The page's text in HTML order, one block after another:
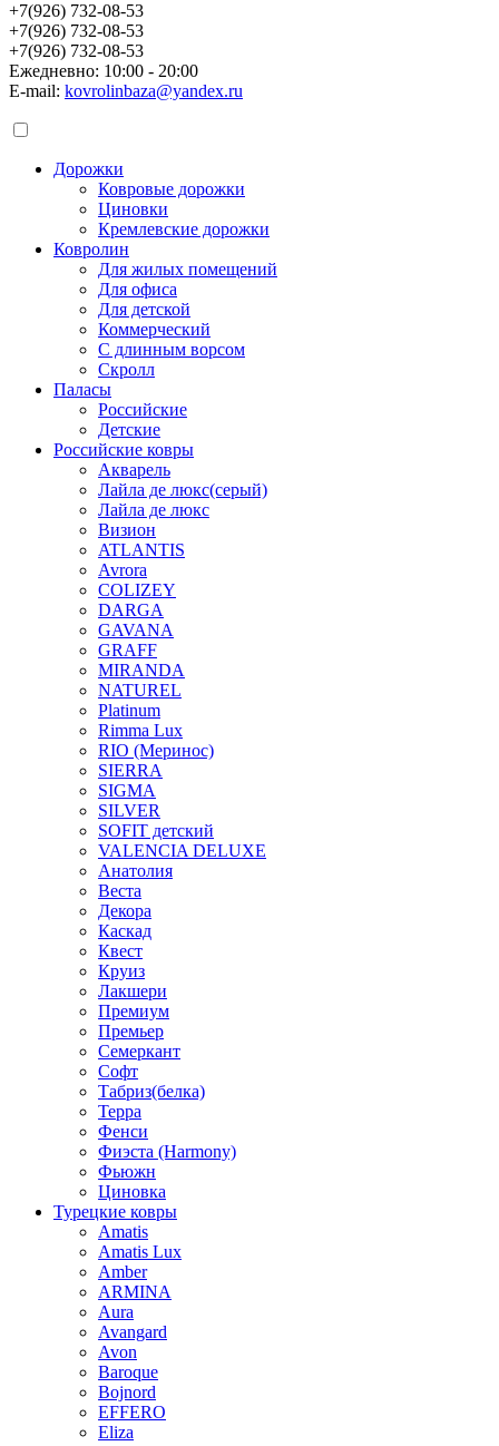
+7(926) 732-08-53
+7(926) 732-08-53
+7(926) 732-08-53
Ежедневно: 10:00 - 20:00
E-mail: kovrolinbaza@yandex.ru
Дорожки
Ковровые дорожки
Циновки
Кремлевские дорожки
Ковролин
Для жилых помещений
Для офиса
Для детской
Коммерческий
С длинным ворсом
Скролл
Паласы
Российские
Детские
Российские ковры
Акварель
Лайла де люкс(серый)
Лайла де люкс
Визион
ATLANTIS
Avrora
COLIZEY
DARGA
GAVANA
GRAFF
MIRANDA
NATUREL
Platinum
Rimma Lux
RIO (Меринос)
SIERRA
SIGMA
SILVER
SOFIT детский
VALENCIA DELUXE
Анатолия
Веста
Декора
Каскад
Квест
Круиз
Лакшери
Премиум
Премьер
Семеркант
Софт
Табриз(белка)
Терра
Фенси
Фиэста (Harmony)
Фьюжн
Циновка
Турецкие ковры
Amatis
Amatis Lux
Amber
ARMINA
Aura
Avangard
Avon
Baroque
Bojnord
EFFERO
Eliza